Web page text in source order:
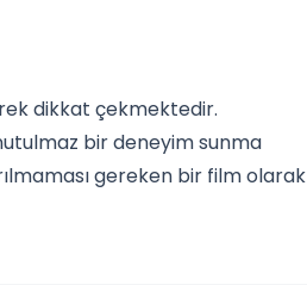
dikkat çekmektedir.
bir deneyim sunma
gereken bir film olarak